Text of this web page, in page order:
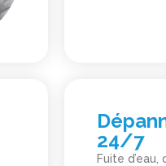
24/7
Fuite